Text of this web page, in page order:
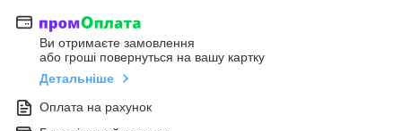
Ви отримаєте замовлення
або гроші повернуться на вашу картку
Детальніше
Оплата на рахунок